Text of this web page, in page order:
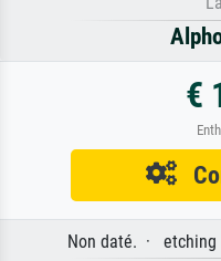
€
Non daté. · etching